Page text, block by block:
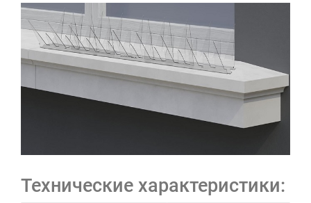
Технические характеристики: